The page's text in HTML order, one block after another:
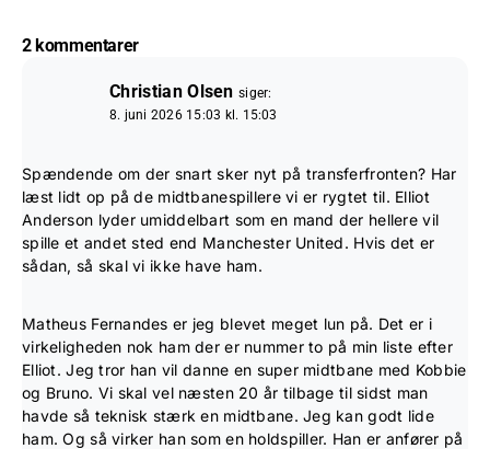
2 kommentarer
Christian Olsen siger:
8. juni 2026 15:03 kl. 15:03
Spændende om der snart sker nyt på transferfronten? Har
læst lidt op på de midtbanespillere vi er rygtet til. Elliot
Anderson lyder umiddelbart som en mand der hellere vil
spille et andet sted end Manchester United. Hvis det er
sådan, så skal vi ikke have ham.
Matheus Fernandes er jeg blevet meget lun på. Det er i
virkeligheden nok ham der er nummer to på min liste efter
Elliot. Jeg tror han vil danne en super midtbane med Kobbie
og Bruno. Vi skal vel næsten 20 år tilbage til sidst man
havde så teknisk stærk en midtbane. Jeg kan godt lide
ham. Og så virker han som en holdspiller. Han er anfører på